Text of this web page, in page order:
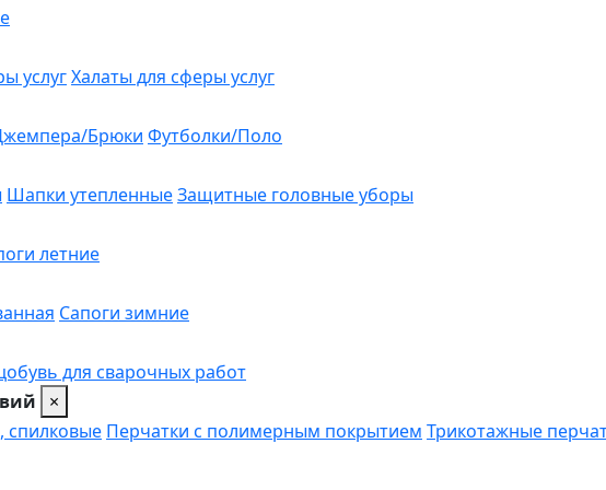
услугХалаты для сферы услуг
Брюки Футболки/Поло
Шапки утепленныеЗащитные головные уборы
летние
Сапоги зимние
для сварочных работ
×
спилковые Перчатки с полимерным покрытием Трикотажные